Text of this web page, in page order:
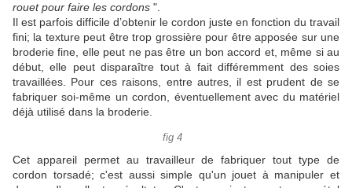
rouet pour faire les cordons ".
Il est parfois difficile d’obtenir le cordon juste en fonction du travail
fini; la texture peut être trop grossière pour être apposée sur une
broderie fine, elle peut ne pas être un bon accord et, même si au
début, elle peut disparaître tout à fait différemment des soies
travaillées.
Pour ces raisons, entre autres, il est prudent de se
fabriquer soi-même un cordon, éventuellement avec du matériel
déjà utilisé dans la broderie.
fig 4
Cet appareil permet au travailleur de fabriquer tout type de
cordon torsadé; c'est aussi simple qu'un jouet à manipuler et